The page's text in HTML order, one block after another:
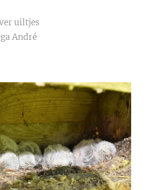
uiltjes
André